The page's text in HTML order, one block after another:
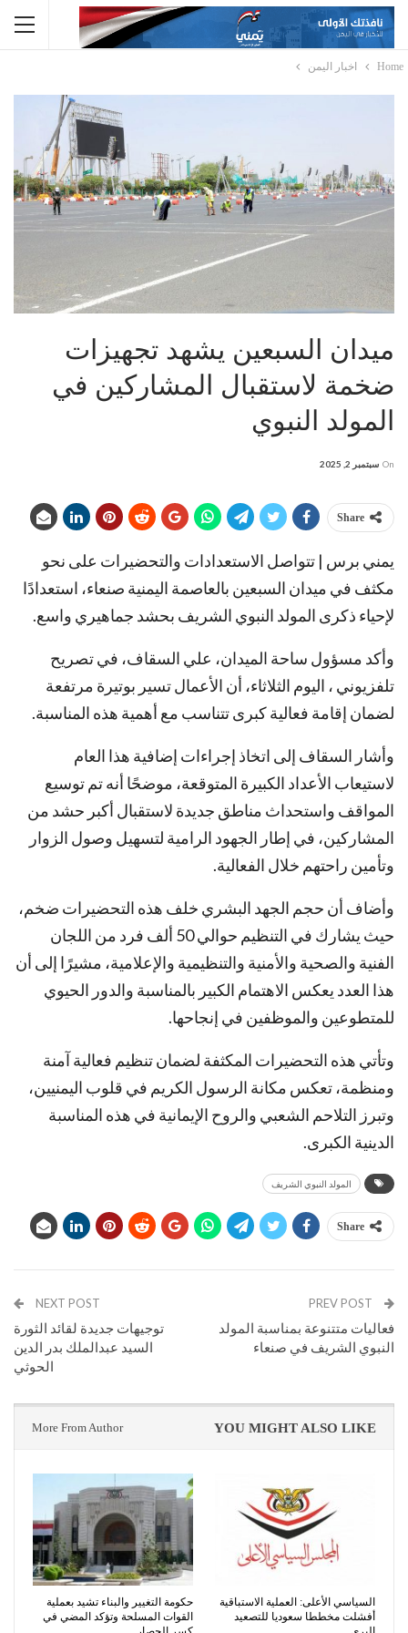
Home اخبار اليمن
ميدان السبعين يشهد تجهيزات
ضخمة لاستقبال المشاركين في
المولد النبوي
On سبتمبر 2, 2025
Share
يمني برس | تتواصل الاستعدادات والتحضيرات على نحو
مكثف في ميدان السبعين بالعاصمة اليمنية صنعاء، استعدادًا
لإحياء ذكرى المولد النبوي الشريف بحشد جماهيري واسع.
وأكد مسؤول ساحة الميدان، علي السقاف، في تصريح
تلفزيوني ، اليوم الثلاثاء، أن الأعمال تسير بوتيرة مرتفعة
لضمان إقامة فعالية كبرى تتناسب مع أهمية هذه المناسبة.
وأشار السقاف إلى اتخاذ إجراءات إضافية هذا العام
لاستيعاب الأعداد الكبيرة المتوقعة، موضحًا أنه تم توسيع
المواقف واستحداث مناطق جديدة لاستقبال أكبر حشد من
المشاركين، في إطار الجهود الرامية لتسهيل وصول الزوار
وتأمين راحتهم خلال الفعالية.
وأضاف أن حجم الجهد البشري خلف هذه التحضيرات ضخم،
حيث يشارك في التنظيم حوالي 50 ألف فرد من اللجان
الفنية والصحية والأمنية والتنظيمية والإعلامية، مشيرًا إلى أن
هذا العدد يعكس الاهتمام الكبير بالمناسبة والدور الحيوي
للمتطوعين والموظفين في إنجاحها.
وتأتي هذه التحضيرات المكثفة لضمان تنظيم فعالية آمنة
ومنظمة، تعكس مكانة الرسول الكريم في قلوب اليمنيين،
وتبرز التلاحم الشعبي والروح الإيمانية في هذه المناسبة
الدينية الكبرى.
المولد النبوي الشريف
Share
فعاليات متتنوعة بمناسبة المولد
النبوي الشريف في صنعاء
NEXT POST
توجيهات جديدة لقائد الثورة
السيد عبدالملك بدر الدين
الحوثي
YOU MIGHT ALSO LIKE
More From Author
السياسي الأعلى: العملية الاستباقية
أفشلت مخططا سعوديا للتصعيد
حكومة التغيير والبناء تشيد بعملية
القوات المسلحة وتؤكد المضي في